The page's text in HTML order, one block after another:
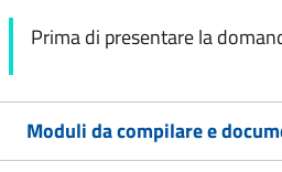
Prima di presentare la
Moduli da compilare e